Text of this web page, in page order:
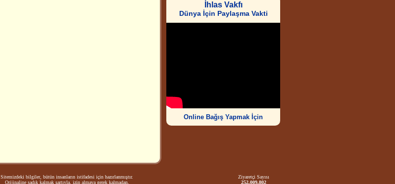
İhlas Vakfı
Dünya İçin Paylaşma Vakti
Online Bağış Yapmak İçin
Sitemizdeki bilgiler, bütün insanların istifadesi için hazırlanmıştır.
Orijinaline sadık kalmak şartıyla, izin almaya gerek kalmadan,
Ziyaretçi Sayısı
252.009.802